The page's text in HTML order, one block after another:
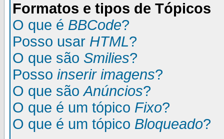
Formatos e tipos de Tópicos
O que é BBCode?
Posso usar HTML?
O que são Smilies?
Posso inserir imagens?
O que sãoAnúncios?
O que é um tópico Fixo?
O que é um tópico Bloqueado?